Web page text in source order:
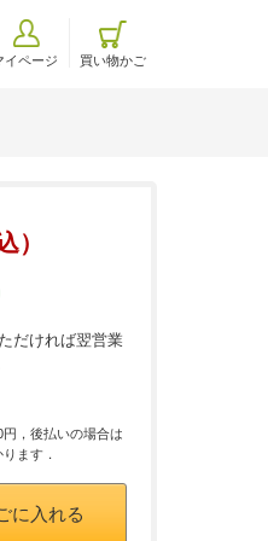
イページ 買い物かご
）
だければ翌営業
，後払いの場合は
ます．
に入れる